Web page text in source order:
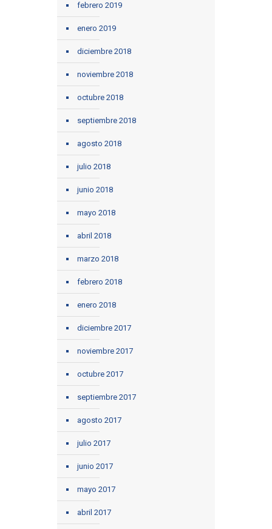
febrero 2019
enero 2019
diciembre 2018
noviembre 2018
octubre 2018
septiembre 2018
agosto 2018
julio 2018
junio 2018
mayo 2018
abril 2018
marzo 2018
febrero 2018
enero 2018
diciembre 2017
noviembre 2017
octubre 2017
septiembre 2017
agosto 2017
julio 2017
junio 2017
mayo 2017
abril 2017